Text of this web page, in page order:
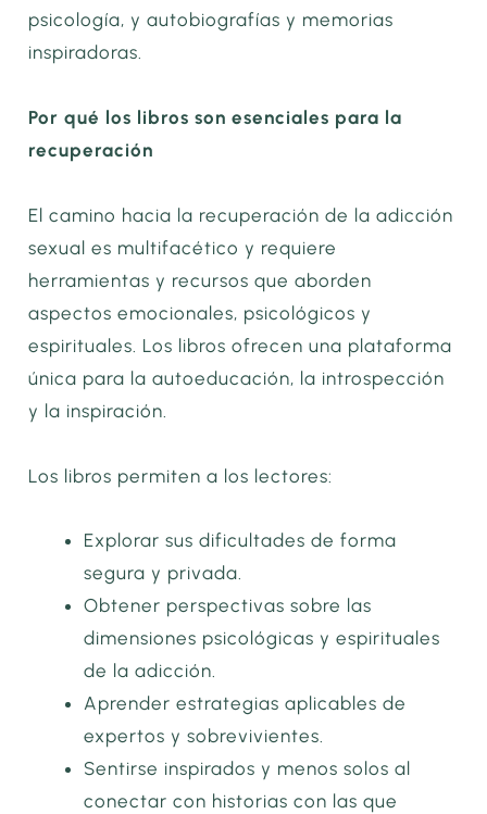
psicología, y autobiografías y memorias
inspiradoras.
Por qué los libros son esenciales para la
recuperación
El camino hacia la recuperación de la adicción
sexual es multifacético y requiere
herramientas y recursos que aborden
aspectos emocionales, psicológicos y
espirituales. Los libros ofrecen una plataforma
única para la autoeducación, la introspección
y la inspiración.
Los libros permiten a los lectores:
Explorar sus dificultades de forma
segura y privada.
Obtener perspectivas sobre las
dimensiones psicológicas y espirituales
de la adicción.
Aprender estrategias aplicables de
expertos y sobrevivientes.
Sentirse inspirados y menos solos al
conectar con historias con las que